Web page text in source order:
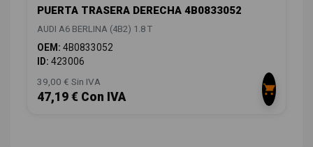
PUERTA TRASERA DERECHA 4B0833052
AUDI A6 BERLINA (4B2) 1.8 T
OEM: 4B0833052
ID: 423006
39,00 € Sin IVA
47,19 € Con IVA